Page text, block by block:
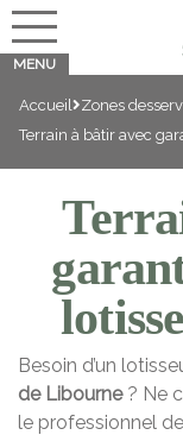
Accueil Zones
Terrain à bâtir avec
Besoin d’un
de Libourne? Ne
le professionnel